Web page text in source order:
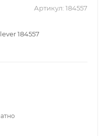
Артикул: 184557
184557